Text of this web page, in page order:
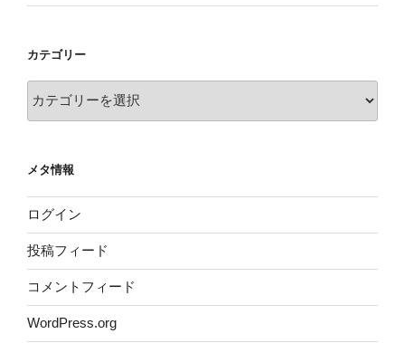
カテゴリー
テ
ー
メタ情報
ログイン
投稿フィード
コメントフィード
WordPress.org